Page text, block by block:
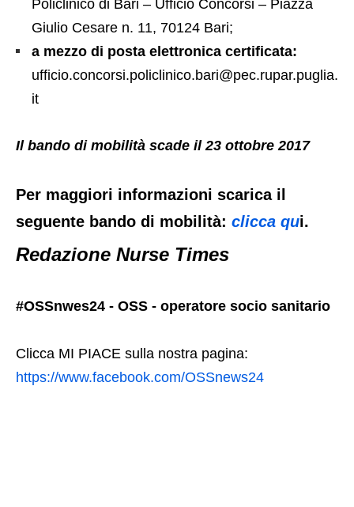
Policlinico di Bari – Ufficio Concorsi – Piazza
Giulio Cesare n. 11, 70124 Bari;
a mezzo di posta elettronica certificata:
ufficio.concorsi.policlinico.bari@pec.rupar.puglia.
it
Il bando di mobilità scade il 23 ottobre 2017
Per maggiori informazioni scarica il
seguente bando di mobilità: clicca qui.
Redazione Nurse Times
#OSSnwes24 - OSS - operatore socio sanitario
Clicca MI PIACE sulla nostra pagina:
https://www.facebook.com/OSSnews24